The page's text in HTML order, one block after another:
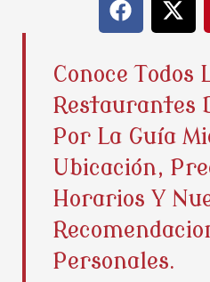
a
e
b
o
o
k
-
w
i
t
t
e
r
Conoce Todos
Restaurantes
Por La Guía
Ubicación,
Horarios Y
Personales.